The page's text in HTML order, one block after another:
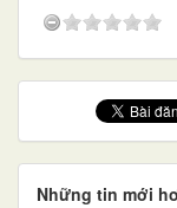
Những tin mới